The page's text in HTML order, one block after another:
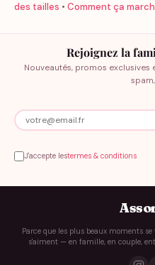
des tailles • Comment ça
Rejoignez la
Nouveautés, promos exclusives
J'accepte lestermes & conditions
Parce que les plus beaux moments
s'aiment — en famille, en couple,